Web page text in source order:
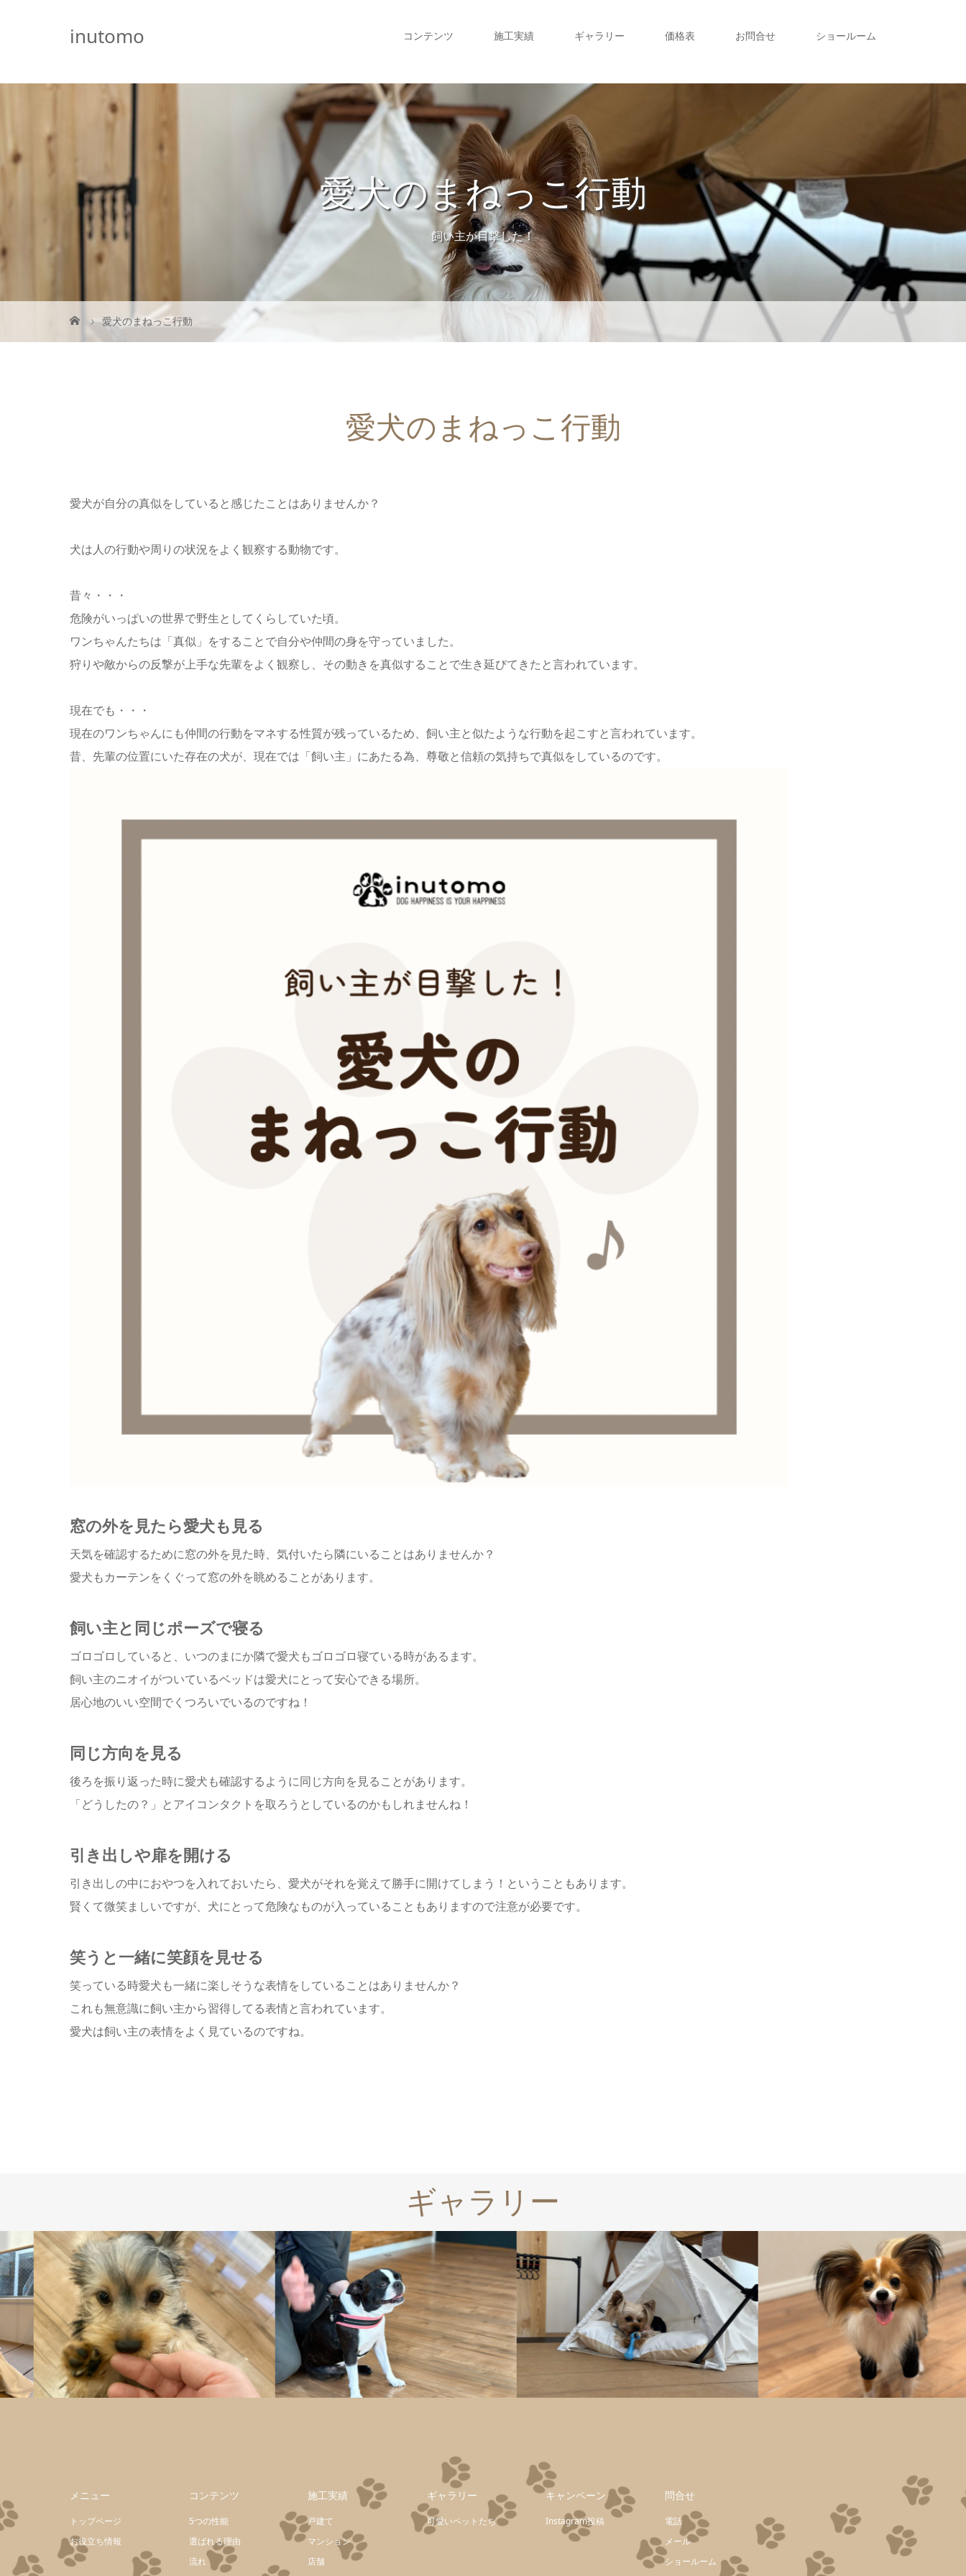
inutomo コンテンツ 施工実績 ギャラリー 価格表 お問合せ ショールーム
愛犬のまねっこ行動
飼い主が目撃した！
愛犬のまねっこ行動
愛犬のまねっこ行動
愛犬が自分の真似をしていると感じたことはありませんか？
犬は人の行動や周りの状況をよく観察する動物です。
昔々・・・
危険がいっぱいの世界で野生としてくらしていた頃。
ワンちゃんたちは「真似」をすることで自分や仲間の身を守っていました。
狩りや敵からの反撃が上手な先輩をよく観察し、その動きを真似することで生き延びてきたと言われています。
現在でも・・・
現在のワンちゃんにも仲間の行動をマネする性質が残っているため、飼い主と似たような行動を起こすと言われています。
昔、先輩の位置にいた存在の犬が、現在では「飼い主」にあたる為、尊敬と信頼の気持ちで真似をしているのです。
窓の外を見たら愛犬も見る
天気を確認するために窓の外を見た時、気付いたら隣にいることはありませんか？
愛犬もカーテンをくぐって窓の外を眺めることがあります。
飼い主と同じポーズで寝る
ゴロゴロしていると、いつのまにか隣で愛犬もゴロゴロ寝ている時があるます。
飼い主のニオイがついているベッドは愛犬にとって安心できる場所。
居心地のいい空間でくつろいでいるのですね！
同じ方向を見る
後ろを振り返った時に愛犬も確認するように同じ方向を見ることがあります。
「どうしたの？」とアイコンタクトを取ろうとしているのかもしれませんね！
引き出しや扉を開ける
引き出しの中におやつを入れておいたら、愛犬がそれを覚えて勝手に開けてしまう！ということもあります。
賢くて微笑ましいですが、犬にとって危険なものが入っていることもありますので注意が必要です。
笑うと一緒に笑顔を見せる
笑っている時愛犬も一緒に楽しそうな表情をしていることはありませんか？
これも無意識に飼い主から習得してる表情と言われています。
愛犬は飼い主の表情をよく見ているのですね。
ギャラリー
メニュー
トップページ
お役立ち情報
コンテンツ
5つの性能
選ばれる理由
流れ
施工実績
戸建て
マンション
店舗
ギャラリー
可愛いペットたち
キャンペーン
Instagram投稿
問合せ
電話
メール
ショールーム